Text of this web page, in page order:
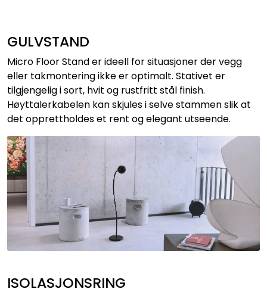
GULVSTAND
Micro Floor Stand er ideell for situasjoner der vegg
eller takmontering ikke er optimalt. Stativet er
tilgjengelig i sort, hvit og rustfritt stål finish.
Høyttalerkabelen kan skjules i selve stammen slik at
det opprettholdes et rent og elegant utseende.
ISOLASJONSRING